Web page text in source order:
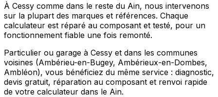
À Cessy comme dans le reste du Ain, nous intervenons
sur la plupart des marques et références. Chaque
calculateur est réparé au composant et testé, pour un
fonctionnement fiable une fois remonté.
Particulier ou garage à Cessy et dans les communes
voisines (Ambérieu-en-Bugey, Ambérieux-en-Dombes,
Ambléon), vous bénéficiez du même service : diagnostic,
devis gratuit, réparation au composant et renvoi rapide
de votre calculateur dans le Ain.